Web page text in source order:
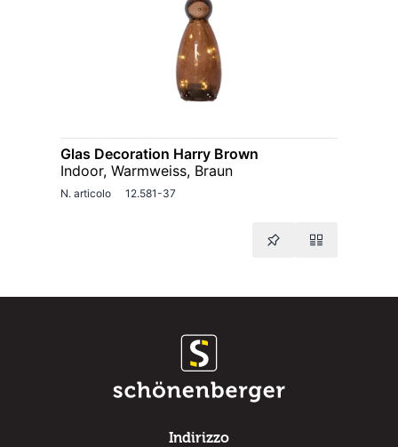
Glas Decoration Harry Brown
Indoor, Warmweiss, Braun
N. articolo 12.581-37
Indirizzo